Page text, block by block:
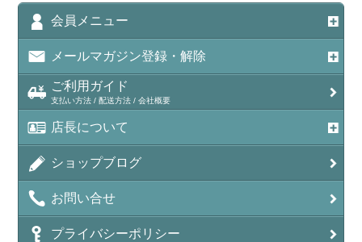
会員メニュー
メールマガジン登録・解除
ご利用ガイド
支払い方法 / 配送方法 / 会社概要
店長について
ショップブログ
お問い合せ
プライバシーポリシー